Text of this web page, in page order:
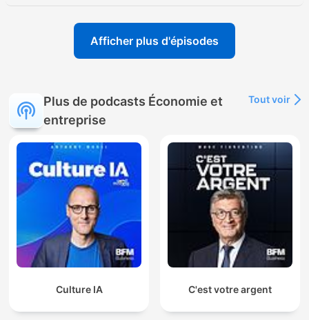
Afficher plus d'épisodes
Plus de podcasts Économie et
entreprise
Tout voir
Culture IA C'est votre argent